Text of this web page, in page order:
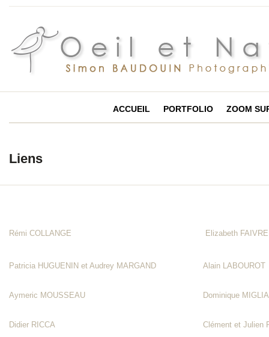
ACCUEIL PORTFOLIO ZOOM
Liens
Rémi COLLANGE
Patricia HUGUENIN et Audrey MARGAND
Aymeric MOUSSEAU
Didier RICCA
Elizabeth
Alain LABOUROT
Dominique
Clément et Julien